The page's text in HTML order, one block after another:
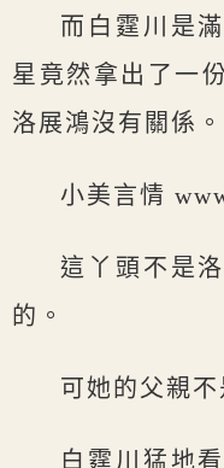
而白霆川是
星竟然拿出了一
洛展鴻沒有關係。
小美言情
這丫頭不是
的。
可她的父親
白霆川猛地